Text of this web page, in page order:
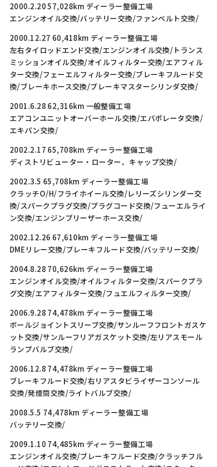
2000.2.20 57,028km ディーラー整備工場
エンジンオイル交換/バッテリー交換/ファンベルト交換/
2000.12.27 60,418km ディーラー整備工場
左右タイロッドエンド交換/エンジンオイル交換/トランス
ミッションオイル交換/オイルフィルター交換/エアフィル
ター交換/フェーエルフィルター交換/ブレーキフルード交
換/ブレーキホース交換/ブレーキマスターシリンダ交換/
2001.6.28 62,316km 一般整備工場
エアコンユニットオーバーホール交換/エバポレータ交換/
エキパン交換/
2002.2.17 65,708km ディーラー整備工場
ディストリビューター・ローター、キャップ交換/
2002.3.5 65,708km ディーラー整備工場
クラッチO/H/フライホイール交換/レリーズシリンダー交
換/スパークプラグ交換/プラグコード交換/フューエルライ
ン交換/エンジンブリーザーホース交換/
2002.12.26 67,610km ディーラー整備工場
DMEリレー交換/ブレーキフルード交換/バッテリー交換/
2004.8.28 70,626km ディーラー整備工場
エンジンオイル交換/オイルフィルター交換/スパークプラ
グ交換/エアフィルター交換/フュエルフィルター交換/
2006.9.28 74,478km ディーラー整備工場
ボールジョイントスリーブ交換/サンルーフフロントガスケ
ット交換/サンルーフリアガスケット交換/左リアスモール
ランプバルブ交換/
2006.12.8 74,478km ディーラー整備工場
ブレーキフルード交換/右リアスタビライザーコンソール
交換/発煙筒交換/ライトバルブ交換/
2008.5.5 74,478km ディーラー整備工場
バッテリー交換/
2009.1.10 74,485km ディーラー整備工場
エンジンオイル交換/ブレーキフルード交換/クラッチフル